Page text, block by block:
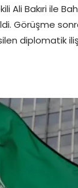
Ali Bakıri ile
Görüşme
diplomatik